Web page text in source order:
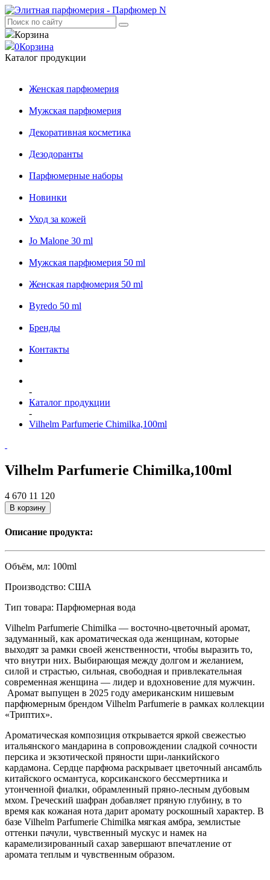
Корзина
0Корзина
Каталог продукции
Женская парфюмерия
Мужская парфюмерия
Декоративная косметика
Дезодоранты
Парфюмерные наборы
Новинки
Уход за кожей
Jo Malone 30 ml
Мужская парфюмерия 50 ml
Женская парфюмерия 50 ml
Byredo 50 ml
Бренды
Контакты
-
Каталог продукции
-
Vilhelm Parfumerie Chimilka,100ml
Vilhelm Parfumerie Chimilka,100ml
4 670 11 120
В корзину
Описание продукта:
Объём, мл: 100ml
Производство: CША
Тип товара: Парфюмерная вода
Vilhelm Parfumerie Chimilka — восточно-цветочный аромат,
задуманный, как ароматическая ода женщинам, которые
выходят за рамки своей женственности, чтобы выразить то,
что внутри них. Выбирающая между долгом и желанием,
силой и страстью, сильная, свободная и привлекательная
современная женщина — лидер и вдохновение для мужчин.
Аромат выпущен в 2025 году американским нишевым
парфюмерным брендом Vilhelm Parfumerie в рамках коллекции
«Триптих».
Ароматическая композиция открывается яркой свежестью
итальянского мандарина в сопровождении сладкой сочности
персика и экзотической пряности шри-ланкийского
кардамона. Сердце парфюма раскрывает цветочный ансамбль
китайского османтуса, корсиканского бессмертника и
утонченной фиалки, обрамленный пряно-лесным дубовым
мхом. Греческий шафран добавляет пряную глубину, в то
время как кожаная нота дарит аромату роскошный характер. В
базе Vilhelm Parfumerie Chimilka мягкая амбра, землистые
оттенки пачули, чувственный мускус и намек на
карамелизированный сахар завершают впечатление от
аромата теплым и чувственным образом.